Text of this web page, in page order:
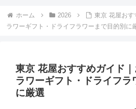
ホーム 2026
東京 花屋おす
ラワーギフト・ドライフラワーまで目的別に
東京 花屋おすすめガイド
ラワーギフト・ドライフラ
に厳選